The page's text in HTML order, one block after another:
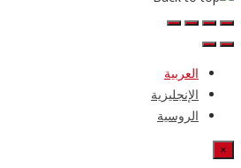
العربية
الإنجليزية
الروسية
×